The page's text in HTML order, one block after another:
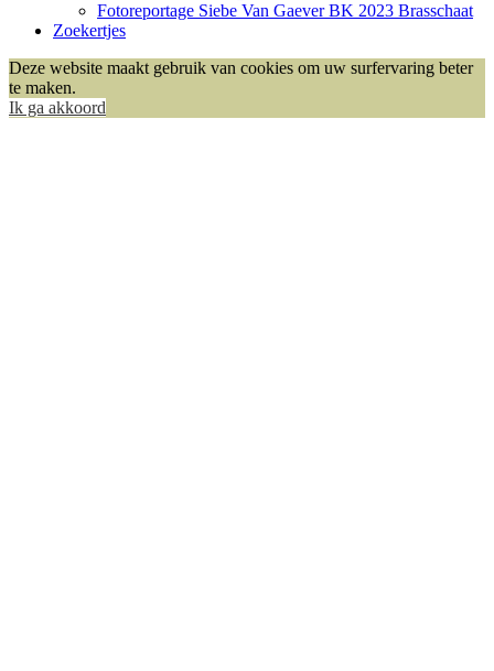
Fotoreportage Siebe Van Gaever BK 2023 Brasschaat
Zoekertjes
Deze website maakt gebruik van cookies om uw surfervaring beter
te maken.
Ik ga akkoord